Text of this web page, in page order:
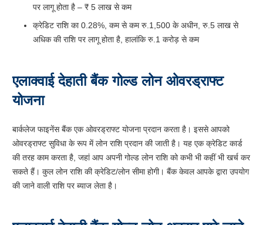
पर लागू होता है – ₹ 5 लाख से कम
क्रेडिट राशि का 0.28%, कम से कम रु.1,500 के अधीन, रु.5 लाख से
अधिक की राशि पर लागू होता है, हालांकि रु.1 करोड़ से कम
एलाक्वाई देहाती बैंक गोल्ड लोन ओवरड्राफ्ट
योजना
बार्कलेज फाइनेंस बैंक एक ओवरड्राफ्ट योजना प्रदान करता है। इससे आपको
ओवरड्राफ्ट सुविधा के रूप में लोन राशि प्रदान की जाती है। यह एक क्रेडिट कार्ड
की तरह काम करता है, जहां आप अपनी गोल्ड लोन राशि को कभी भी कहीं भी खर्च कर
सकते हैं। कुल लोन राशि की क्रेडिट/लोन सीमा होगी। बैंक केवल आपके द्वारा उपयोग
की जाने वाली राशि पर ब्याज लेता है।